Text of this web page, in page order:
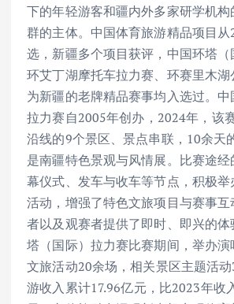
下的年轻游客和疆内外多家研学机
群的主体。中国体育旅游精品项目
选，新疆多个项目获评，中国环塔（
环艾丁湖摩托车拉力赛、环赛里木
为新疆的老牌精品赛事均入选过。中
拉力赛自2005年创办，2024年，该
沿线的9个景区、景点串联，10余天
是南疆特色景观与风情展。比赛途
幕仪式、发车与收车等节点，积极
活动，增强了特色文旅项目与赛事
者以及观赛者提供了即时、即兴的
塔（国际）拉力赛比赛期间，举办
文旅活动20余场，相关景区主题活
游收入累计17.96亿元，比2023年收